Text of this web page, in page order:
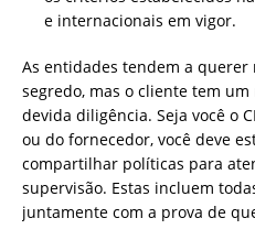
e internacionais em vigor.
As entidades tendem a
segredo, mas o cliente tem
devida diligência. Seja você o
ou do fornecedor, você deve
compartilhar políticas para
supervisão. Estas incluem
juntamente com a prova de